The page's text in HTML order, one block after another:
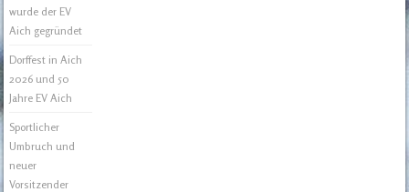
wurde der EV
Aich gegründet
Dorffest in Aich
2026 und 50
Jahre EV Aich
Sportlicher
Umbruch und
neuer
Vorsitzender